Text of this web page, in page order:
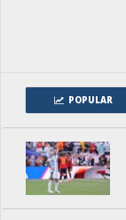
POPULAR